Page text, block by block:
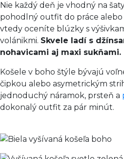
Nie každý deň je vhodný na
pohodlný outfit do práce alebo
vtedy oceníte blúzky s
volánikmi. Skvele ladí s
nohavicami aj maxi sukňami.
Košele v boho štýle bývajú
čipkou alebo asymetrickým
jednoduchý náramok, prsteň a
dokonalý outfit za pár minút.